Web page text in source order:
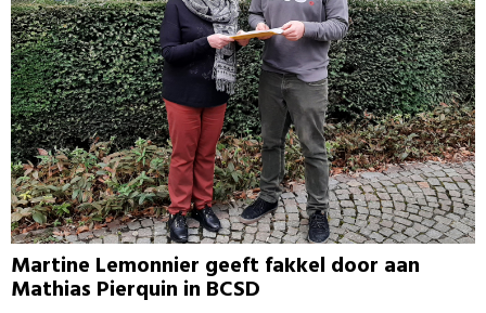
Martine Lemonnier geeft fakkel door aan
Mathias Pierquin in BCSD